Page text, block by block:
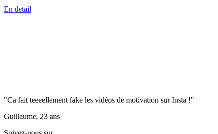
En detail
"Ca fait teeeellement fake les vidéos de motivation sur Insta !"
Guillaume, 23 ans